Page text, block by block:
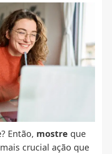
Então, mostre que
crucial ação que